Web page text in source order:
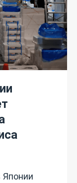
Японии